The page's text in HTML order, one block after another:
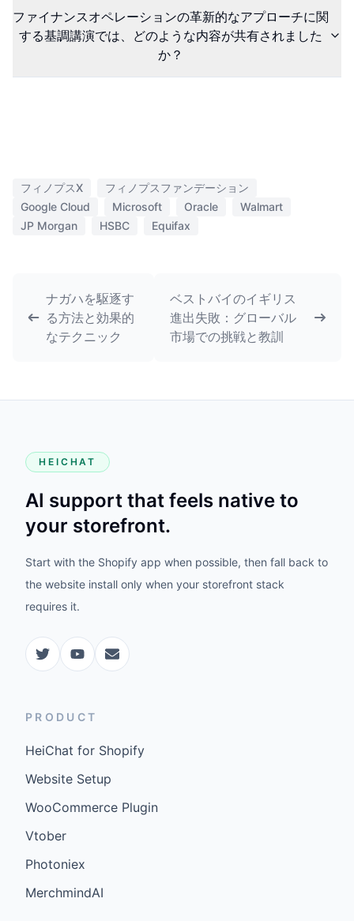
ファイナンスオペレーションの革新的なアプローチに関
する基調講演では、どのような内容が共有されました
か？
フィノプスX
フィノプスファンデーション
Google Cloud
Microsoft Oracle
Walmart
JP Morgan
HSBC Equifax
ナガハを駆逐す
る方法と効果的
なテクニック
ベストバイのイギリス
進出失敗：グローバル
市場での挑戦と教訓
HEICHAT
AI support that feels native to
your storefront.
Start with the Shopify app when possible, then fall back to
the website install only when your storefront stack
requires it.
PRODUCT
HeiChat for Shopify
Website Setup
WooCommerce Plugin
Vtober
Photoniex
MerchmindAI